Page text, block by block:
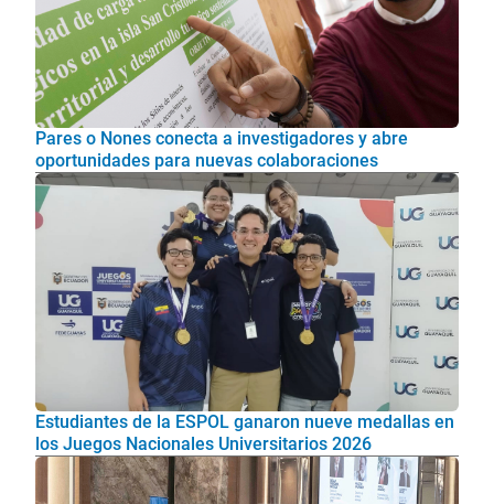
Pares o Nones conecta a investigadores y abre
oportunidades para nuevas colaboraciones
Estudiantes de la ESPOL ganaron nueve medallas en
los Juegos Nacionales Universitarios 2026